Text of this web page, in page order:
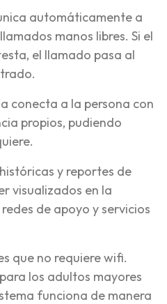
automáticamente a
manos libres. Si el
el llamado pasa al
conecta a la persona con
propios, pudiendo
y reportes de
visualizados en la
de apoyo y servicios
que no requiere wifi.
los adultos mayores
funciona de manera